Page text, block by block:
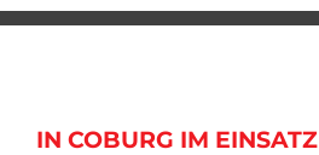
IN COBURG IM EINSATZ